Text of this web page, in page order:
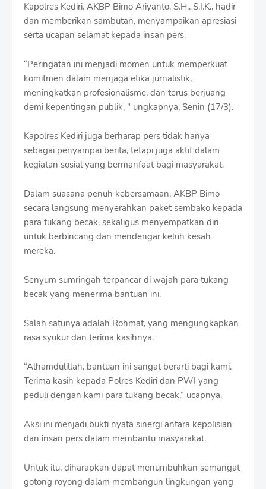
Kapolres Kediri, AKBP Bimo Ariyanto, S.H., S.I.K., hadir
dan memberikan sambutan, menyampaikan apresiasi
serta ucapan selamat kepada insan pers.
“Peringatan ini menjadi momen untuk memperkuat
komitmen dalam menjaga etika jurnalistik,
meningkatkan profesionalisme, dan terus berjuang
demi kepentingan publik, " ungkapnya, Senin (17/3).
Kapolres Kediri juga berharap pers tidak hanya
sebagai penyampai berita, tetapi juga aktif dalam
kegiatan sosial yang bermanfaat bagi masyarakat.
Dalam suasana penuh kebersamaan, AKBP Bimo
secara langsung menyerahkan paket sembako kepada
para tukang becak, sekaligus menyempatkan diri
untuk berbincang dan mendengar keluh kesah
mereka.
Senyum sumringah terpancar di wajah para tukang
becak yang menerima bantuan ini.
Salah satunya adalah Rohmat, yang mengungkapkan
rasa syukur dan terima kasihnya.
“Alhamdulillah, bantuan ini sangat berarti bagi kami.
Terima kasih kepada Polres Kediri dan PWI yang
peduli dengan kami para tukang becak,” ucapnya.
Aksi ini menjadi bukti nyata sinergi antara kepolisian
dan insan pers dalam membantu masyarakat.
Untuk itu, diharapkan dapat menumbuhkan semangat
gotong royong dalam membangun lingkungan yang
p
l
a